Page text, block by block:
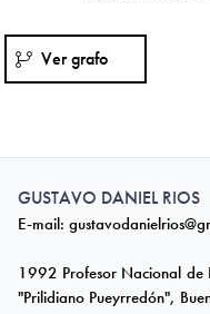
Ver grafo
GUSTAVO DANIEL RIOS
E-mail: g
1992 Profesor Nacional de
"Prilidiano Pueyrredón",